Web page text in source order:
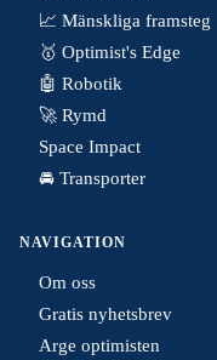
📈 Mänskliga framsteg
🥇 Optimist's Edge
🤖 Robotik
🚀 Rymd
Space Impact
🚘 Transporter
NAVIGATION
Om oss
Gratis nyhetsbrev
Arge optimisten